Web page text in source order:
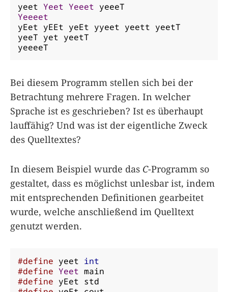
yeet Yeet Yeeet
Yeeeet
yEet yEEt yeEt yyeet yeett yeetT
yeeT yet yeetT
yeeeeT
Bei diesem Programm stellen sich bei der
Betrachtung mehrere Fragen. In welcher
Sprache ist es geschrieben? Ist es überhaupt
lauffähig? Und was ist der eigentliche Zweck
des Quelltextes?
In diesem Beispiel wurde das C-Programm so
gestaltet, dass es möglichst unlesbar ist, indem
mit entsprechenden Definitionen gearbeitet
wurde, welche anschließend im Quelltext
genutzt werden.
#define yeet int
#define Yeet
#define